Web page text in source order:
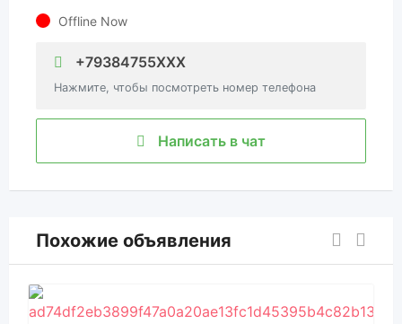
Offline Now
+79384755XXX
Нажмите, чтобы посмотреть номер телефона
Написать в чат
Похожие объявления